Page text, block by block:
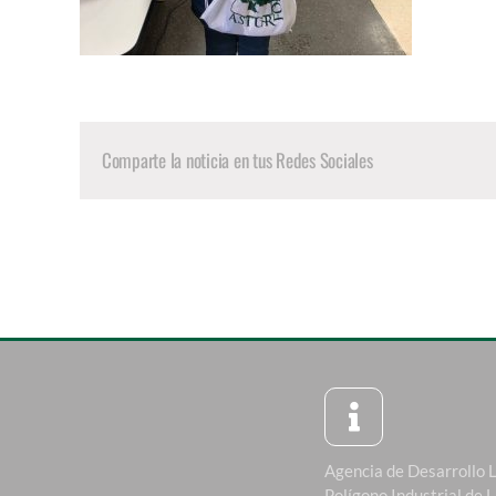
Comparte la noticia en tus Redes Sociales
Agencia de Desarrollo